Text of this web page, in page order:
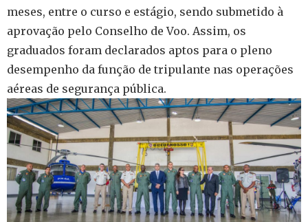
meses, entre o curso e estágio, sendo submetido à
aprovação pelo Conselho de Voo. Assim, os
graduados foram declarados aptos para o pleno
desempenho da função de tripulante nas operações
aéreas de segurança pública.